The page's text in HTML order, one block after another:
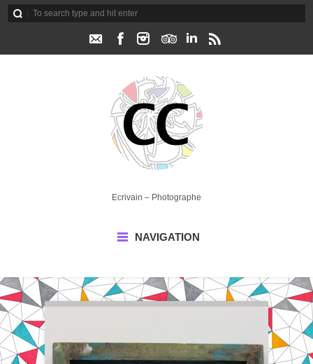
Ecrivain – Photographe
NAVIGATION